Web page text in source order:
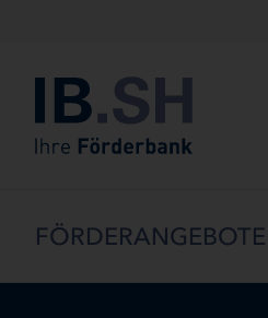
FÖRDERANGEBOTE